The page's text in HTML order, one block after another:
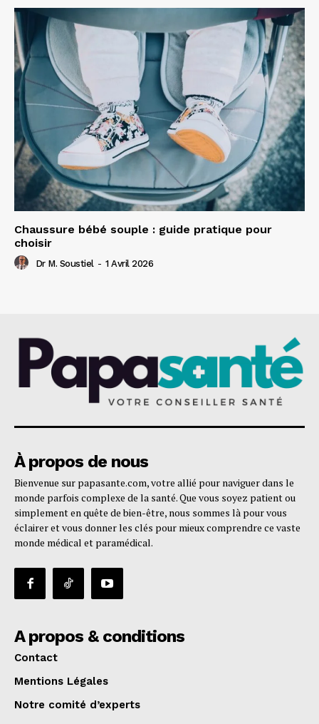
Chaussure bébé souple : guide pratique pour
choisir
Dr M. Soustiel - 1 Avril 2026
À propos de nous
Bienvenue sur papasante.com, votre allié pour naviguer dans le
monde parfois complexe de la santé. Que vous soyez patient ou
simplement en quête de bien-être, nous sommes là pour vous
éclairer et vous donner les clés pour mieux comprendre ce vaste
monde médical et paramédical.
A propos & conditions
Contact
Mentions Légales
Notre comité d’experts